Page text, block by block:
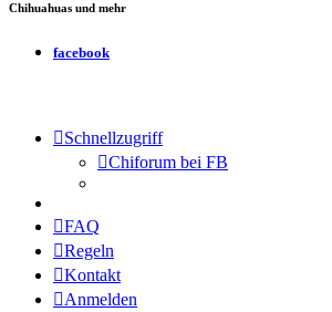
Chihuahuas und mehr
facebook
Schnellzugriff
Chiforum bei FB
FAQ
Regeln
Kontakt
Anmelden